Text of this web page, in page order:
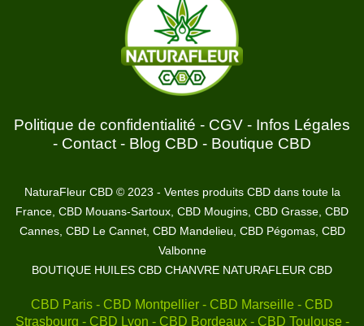
Politique de confidentialité - CGV - Infos Légales
- Contact - Blog CBD - Boutique CBD
NaturaFleur CBD © 2023 - Ventes produits CBD dans toute la
France, CBD Mouans-Sartoux, CBD Mougins, CBD Grasse, CBD
Cannes, CBD Le Cannet, CBD Mandelieu, CBD Pégomas, CBD
Valbonne
BOUTIQUE HUILES CBD CHANVRE NATURAFLEUR CBD
CBD Paris - CBD Montpellier - CBD Marseille - CBD
Strasbourg - CBD Lyon - CBD Bordeaux - CBD Toulouse -